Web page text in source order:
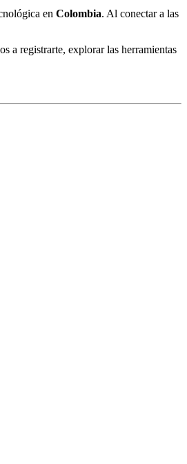
en Colombia. Al conectar a las
a registrarte, explorar las herramientas